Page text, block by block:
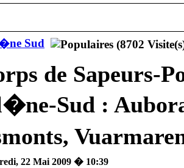
Sud
de Sapeurs-
Sud :
22 Mai 2009 � 10:39